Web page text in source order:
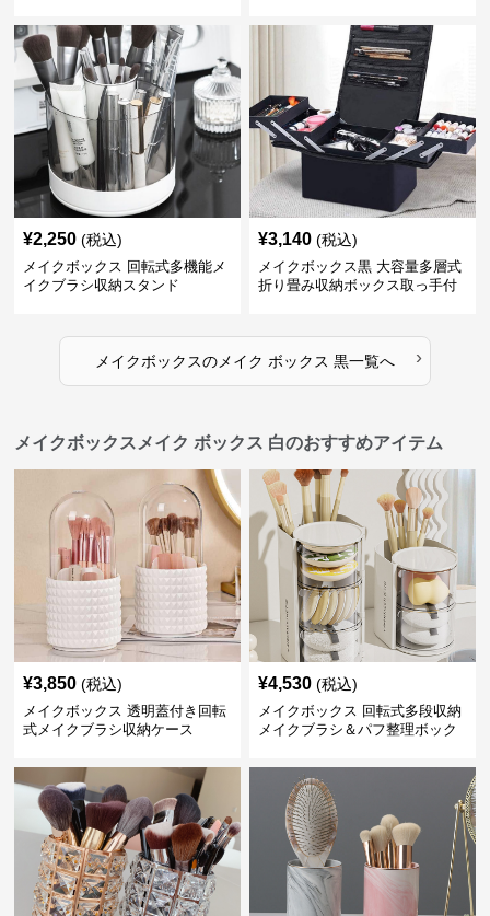
¥2,250 (税込)
メイクボックス 回転式多機能メ
イクブラシ収納スタンド
¥3,140 (税込)
メイクボックス黒 大容量多層式
折り畳み収納ボックス取っ手付
メイクボックスのメイク ボックス 黒一覧へ ›
メイクボックスメイク ボックス 白のおすすめアイテム
¥3,850 (税込)
メイクボックス 透明蓋付き回転
式メイクブラシ収納ケース
¥4,530 (税込)
メイクボックス 回転式多段収納
メイクブラシ＆パフ整理ボック